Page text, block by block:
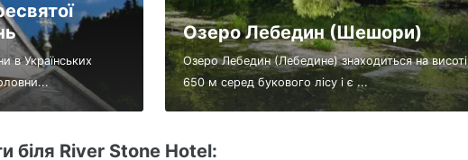
в Українських
Озеро Лебедин (Шешори)
Озеро Лебедин (Лебедине) знаходиться на висоті
650 м серед букового лісу і є ...
біля River Stone Hotel: